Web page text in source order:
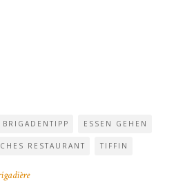
BRIGADENTIPP ESSEN GEHEN
RESTAURANT TIFFIN